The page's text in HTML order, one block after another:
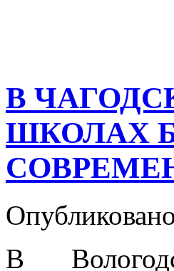
В
ШКОЛАХ
В